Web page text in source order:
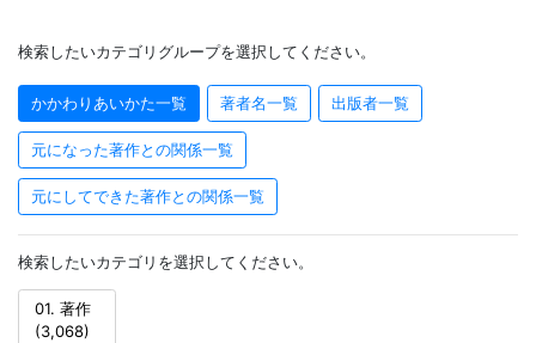
検索したいカテゴリグループを選択してください。
かかわりあいかた一覧 著者名一覧 出版者一覧
元になった著作との関係一覧
元にしてできた著作との関係一覧
検索したいカテゴリを選択してください。
01. 著作
(3,068)